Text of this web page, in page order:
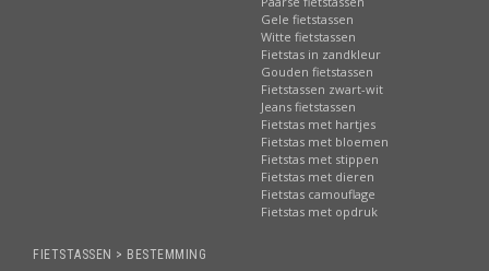
Gele fietstassen
Witte fietstassen
Fietstas in zandkleur
Gouden fietstassen
Fietstassen zwart-wit
Jeans fietstassen
Fietstas met hartjes
Fietstas met bloemen
Fietstas met stippen
Fietstas met dieren
Fietstas camouflage
Fietstas met opdruk
FIETSTASSEN > BESTEMMING